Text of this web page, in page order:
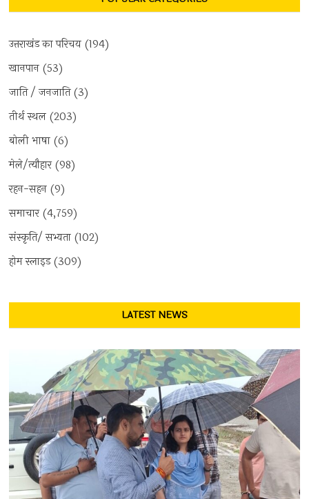
उत्तराखंड का परिचय (194)
खानपान (53)
जाति / जनजाति(3)
तीर्थ स्थल (203)
बोली भाषा (6)
मेले/त्यौहार(98)
रहन-सहन (9)
समाचार(4,759)
संस्कृति/ सभ्यता (102)
होम स्लाइड(309)
LATEST NEWS